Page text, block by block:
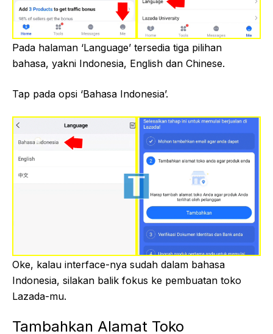
Pada halaman ‘Language’ tersedia tiga pilihan
bahasa, yakni Indonesia, English dan Chinese.
Tap pada opsi ‘Bahasa Indonesia’.
Oke, kalau interface-nya sudah dalam bahasa
Indonesia, silakan balik fokus ke pembuatan toko
Lazada-mu.
Tambahkan Alamat Toko